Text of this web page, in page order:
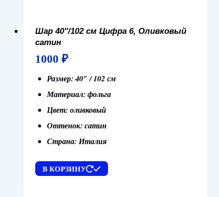
Шар 40″/102 см Цифра 6, Оливковый
сатин
1000 ₽
Размер: 40″ / 102 см
Материал: фольга
Цвет: оливковый
Оттенок: сатин
Страна: Италия
В КОРЗИНУ